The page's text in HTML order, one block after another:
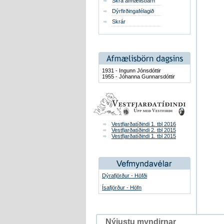
Dýrfirðingafélagið
Skrár
1931 - Ingunn Jónsdóttir
1955 - Jóhanna Gunnarsdóttir
Vestfjarðatíðindi 1. tbl 2016
Vestfjarðatíðindi 2. tbl 2015
Vestfjarðatíðindi 1. tbl 2015
Dýrafjörður - Höfði
Ísafjörður - Höfn
Nýjustu myndirnar